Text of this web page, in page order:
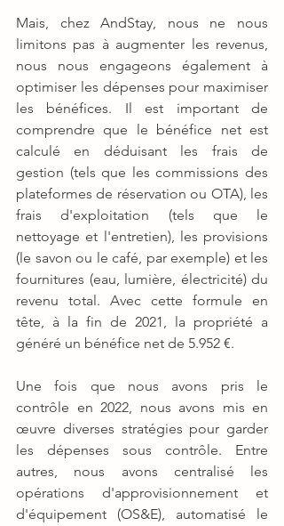
Mais, chez AndStay, nous ne nous
limitons pas à augmenter les revenus,
nous nous engageons également à
optimiser les dépenses pour maximiser
les bénéfices. Il est important de
comprendre que le bénéfice net est
calculé en déduisant les frais de
gestion (tels que les commissions des
plateformes de réservation ou OTA), les
frais d'exploitation (tels que le
nettoyage et l'entretien), les provisions
(le savon ou le café, par exemple) et les
fournitures (eau, lumière, électricité) du
revenu total. Avec cette formule en
tête, à la fin de 2021, la propriété a
généré un bénéfice net de 5.952 €.
Une fois que nous avons pris le
contrôle en 2022, nous avons mis en
œuvre diverses stratégies pour garder
les dépenses sous contrôle. Entre
autres, nous avons centralisé les
opérations d'approvisionnement et
d'équipement (OS&E), automatisé le